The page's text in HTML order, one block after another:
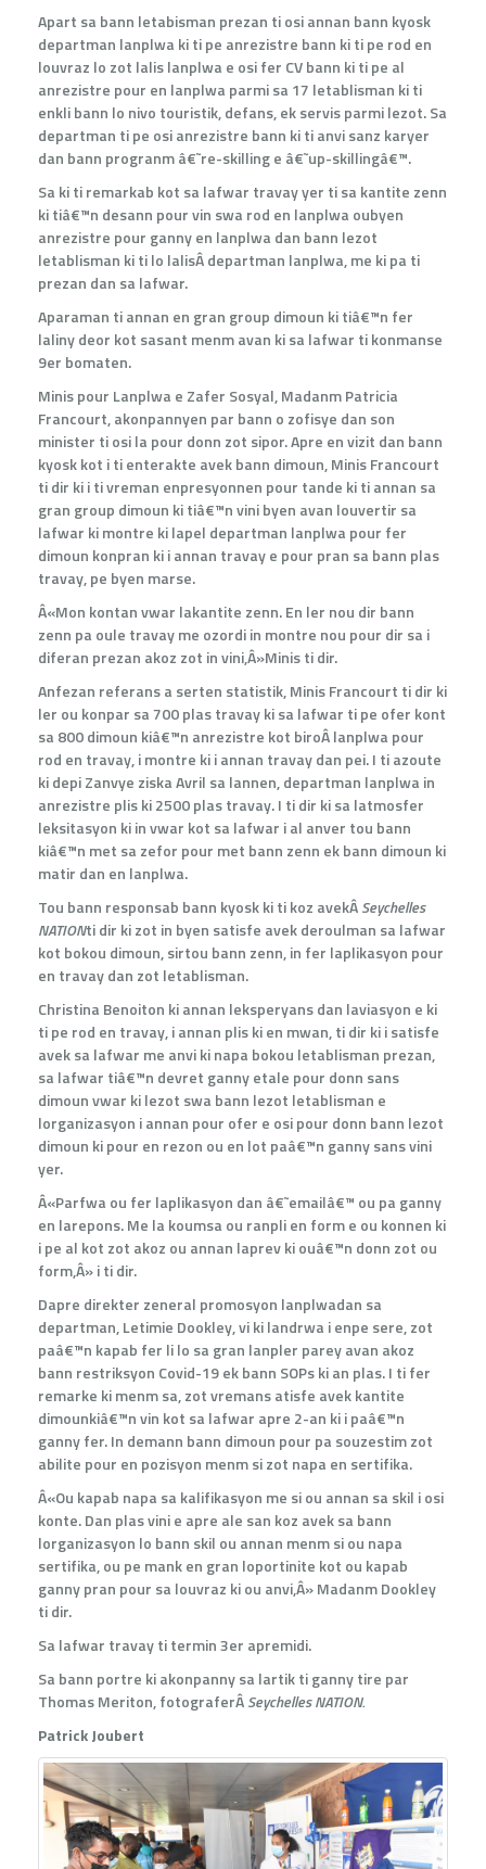
Apart sa bann letabisman prezan ti osi annan bann kyosk
departman lanplwa ki ti pe anrezistre bann ki ti pe rod en
louvraz lo zot lalis lanplwa e osi fer CV bann ki ti pe al
anrezistre pour en lanplwa parmi sa 17 letablisman ki ti
enkli bann lo nivo touristik, defans, ek servis parmi lezot. Sa
departman ti pe osi anrezistre bann ki ti anvi sanz karyer
dan bann progranm â€˜re-skilling e â€˜up-skillingâ€™.
Sa ki ti remarkab kot sa lafwar travay yer ti sa kantite zenn
ki tiâ€™n desann pour vin swa rod en lanplwa oubyen
anrezistre pour ganny en lanplwa dan bann lezot
letablisman ki ti lo lalisÂ departman lanplwa, me ki pa ti
prezan dan sa lafwar.
Aparaman ti annan en gran group dimoun ki tiâ€™n fer
laliny deor kot sasant menm avan ki sa lafwar ti konmanse
9er bomaten.
Minis pour Lanplwa e Zafer Sosyal, Madanm Patricia
Francourt, akonpannyen par bann o zofisye dan son
minister ti osi la pour donn zot sipor. Apre en vizit dan bann
kyosk kot i ti enterakte avek bann dimoun, Minis Francourt
ti dir ki i ti vreman enpresyonnen pour tande ki ti annan sa
gran group dimoun ki tiâ€™n vini byen avan louvertir sa
lafwar ki montre ki lapel departman lanplwa pour fer
dimoun konpran ki i annan travay e pour pran sa bann plas
travay, pe byen marse.
Â«Mon kontan vwar lakantite zenn. En ler nou dir bann
zenn pa oule travay me ozordi in montre nou pour dir sa i
diferan prezan akoz zot in vini,Â»Minis ti dir.
Anfezan referans a serten statistik, Minis Francourt ti dir ki
ler ou konpar sa 700 plas travay ki sa lafwar ti pe ofer kont
sa 800 dimoun kiâ€™n anrezistre kot biroÂ lanplwa pour
rod en travay, i montre ki i annan travay dan pei. I ti azoute
ki depi Zanvye ziska Avril sa lannen, departman lanplwa in
anrezistre plis ki 2500 plas travay. I ti dir ki sa latmosfer
leksitasyon ki in vwar kot sa lafwar i al anver tou bann
kiâ€™n met sa zefor pour met bann zenn ek bann dimoun ki
matir dan en lanplwa.
Tou bann responsab bann kyosk ki ti koz avekÂSeychelles
NATIONti dir ki zot in byen satisfe avek deroulman sa lafwar
kot bokou dimoun, sirtou bann zenn, in fer laplikasyon pour
en travay dan zot letablisman.
Christina Benoiton ki annan leksperyans dan laviasyon e ki
ti pe rod en travay, i annan plis ki en mwan, ti dir ki i satisfe
avek sa lafwar me anvi ki napa bokou letablisman prezan,
sa lafwar tiâ€™n devret ganny etale pour donn sans
dimoun vwar ki lezot swa bann lezot letablisman e
lorganizasyon i annan pour ofer e osi pour donn bann lezot
dimoun ki pour en rezon ou en lot paâ€™n ganny sans vini
yer.
Â«Parfwa ou fer laplikasyon dan â€˜emailâ€™ ou pa ganny
en larepons. Me la koumsa ou ranpli en form e ou konnen ki
i pe al kot zot akoz ou annan laprev ki ouâ€™n donn zot ou
form,Â» i ti dir.
Dapre direkter zeneral promosyon lanplwadan sa
departman, Letimie Dookley, vi ki landrwa i enpe sere, zot
paâ€™n kapab fer li lo sa gran lanpler parey avan akoz
bann restriksyon Covid-19 ek bann SOPs ki an plas. I ti fer
remarke ki menm sa, zot vremans atisfe avek kantite
dimounkiâ€™n vin kot sa lafwar apre 2-an ki i paâ€™n
ganny fer. In demann bann dimoun pour pa souzestim zot
abilite pour en pozisyon menm si zot napa en sertifika.
Â«Ou kapab napa sa kalifikasyon me si ou annan sa skil i osi
konte. Dan plas vini e apre ale san koz avek sa bann
lorganizasyon lo bann skil ou annan menm si ou napa
sertifika, ou pe mank en gran loportinite kot ou kapab
ganny pran pour sa louvraz ki ou anvi,Â» Madanm Dookley
ti dir.
Sa lafwar travay ti termin 3er apremidi.
Sa bann portre ki akonpanny sa lartik ti ganny tire par
Thomas Meriton, fotograferÂSeychelles NATION.
Patrick Joubert